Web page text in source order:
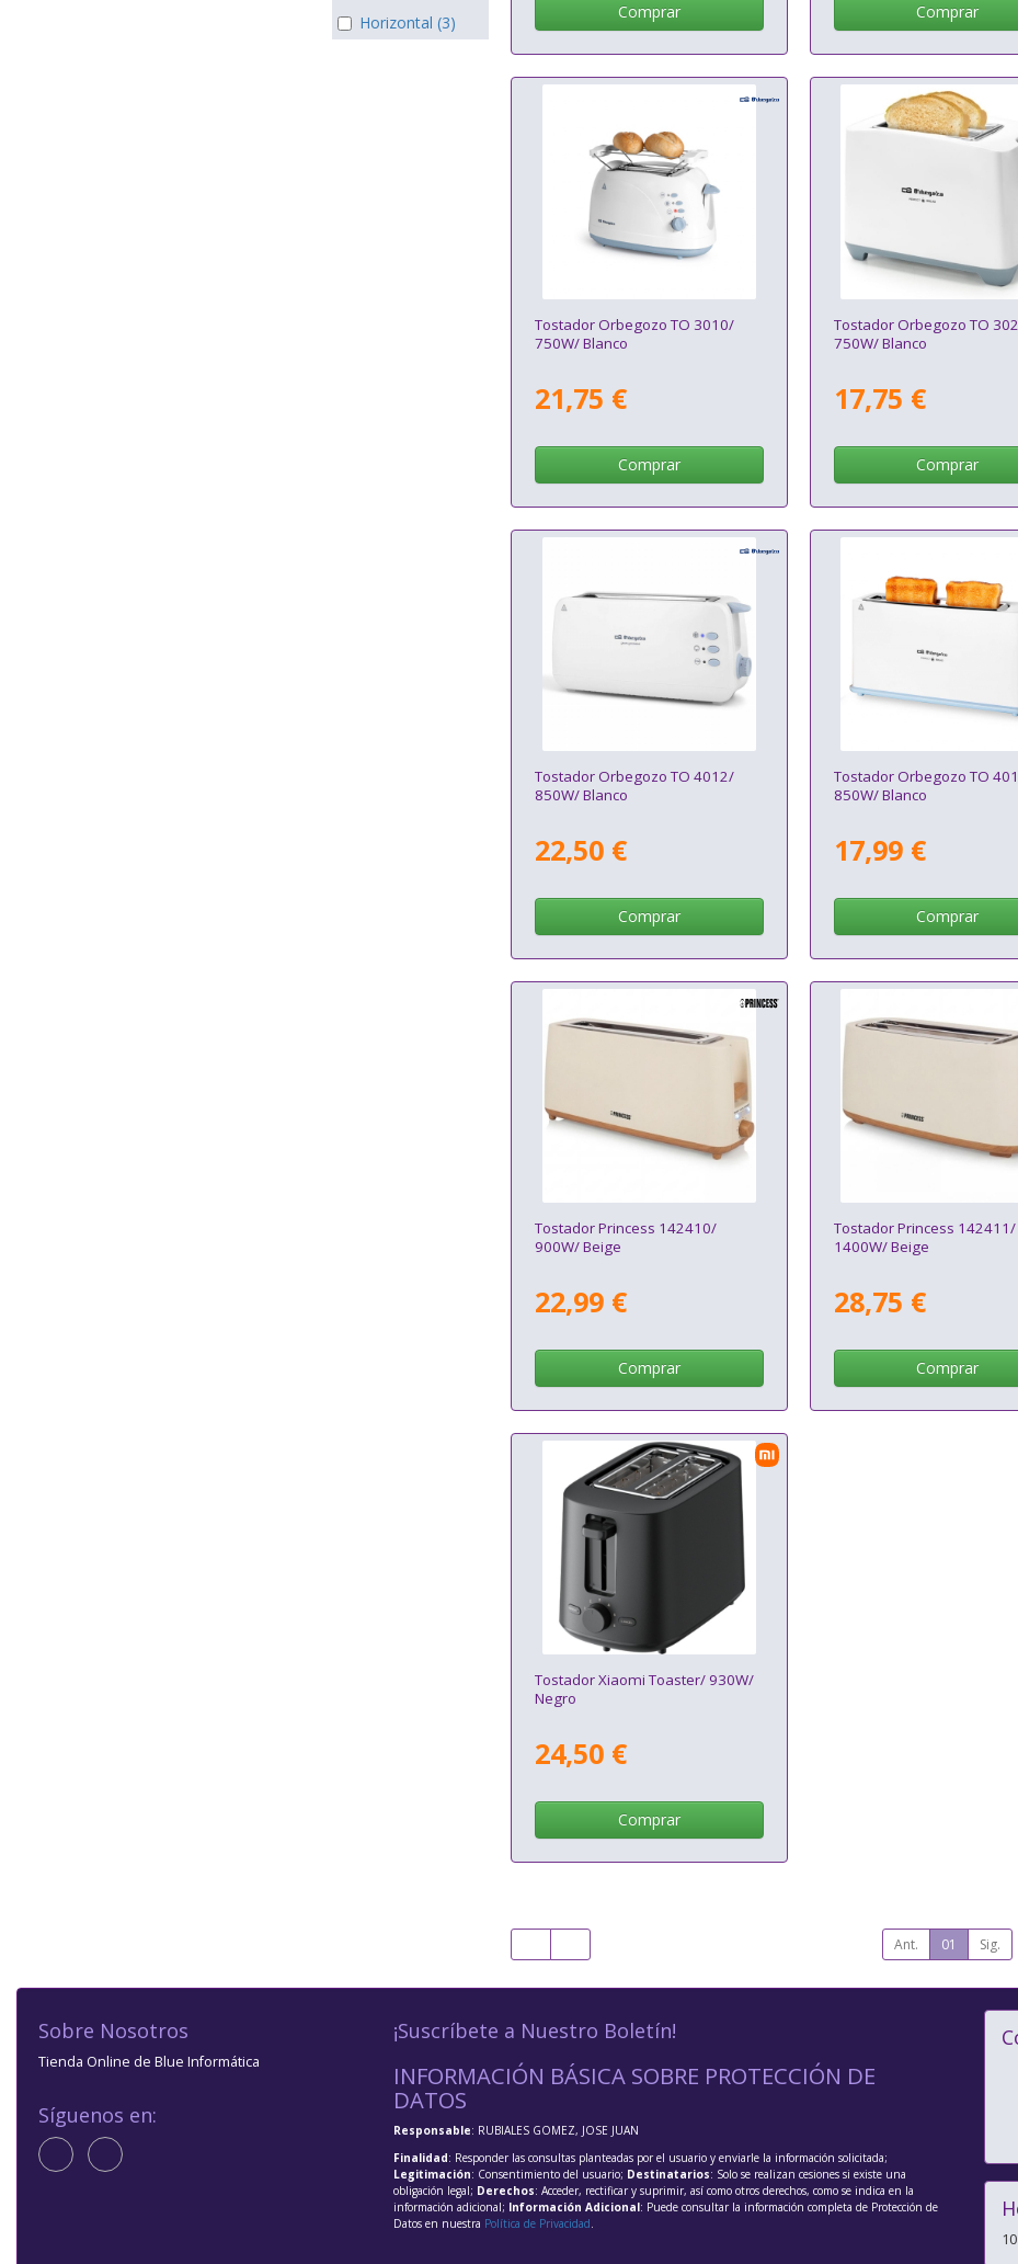
Horizontal (3)
Comprar Comprar
Tostador Orbegozo TO 3010/
750W/ Blanco
21,75 €
Comprar
Tostador Orbegozo TO
750W/ Blanco
17,75 €
Comprar
Tostador Orbegozo TO 4012/
850W/ Blanco
22,50 €
Comprar
Tostador Orbegozo TO
850W/ Blanco
17,99 €
Comprar
Tostador Princess 142410/
900W/ Beige
22,99 €
Comprar
Tostador Princess 142411/
1400W/ Beige
28,75 €
Comprar
Tostador Xiaomi Toaster/ 930W/
Negro
24,50 €
Comprar
Ant. 01 Sig.
Sobre Nosotros
Tienda Online de Blue Informática
Síguenos en:
¡Suscríbete a Nuestro Boletín!
INFORMACIÓN BÁSICA SOBRE PROTECCIÓN DE
DATOS
Responsable: RUBIALES GOMEZ, JOSE JUAN
Finalidad: Responder las consultas planteadas por el usuario y enviarle la información solicitada;
Legitimación: Consentimiento del usuario; Destinatarios: Solo se realizan cesiones si existe una
obligación legal; Derechos: Acceder, rectificar y suprimir, así como otros derechos, como se indica en la
información adicional; Información Adicional: Puede consultar la información completa de Protección de
Datos en nuestra Política de Privacidad.